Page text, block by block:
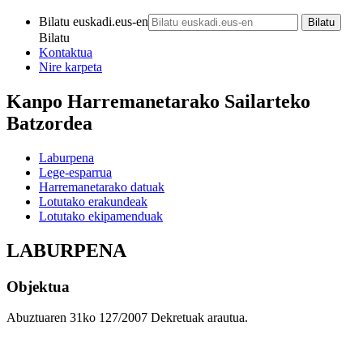
Bilatu euskadi.eus-en
Bilatu
Kontaktua
Nire karpeta
Kanpo Harremanetarako Sailarteko
Batzordea
Laburpena
Lege-esparrua
Harremanetarako datuak
Lotutako erakundeak
Lotutako ekipamenduak
LABURPENA
Objektua
Abuztuaren 31ko 127/2007 Dekretuak arautua.